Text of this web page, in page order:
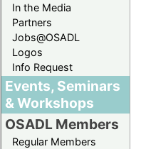
In the Media
Partners
Jobs@OSADL
Logos
Info Request
Events, Seminars
& Workshops
OSADL Members
Regular Members